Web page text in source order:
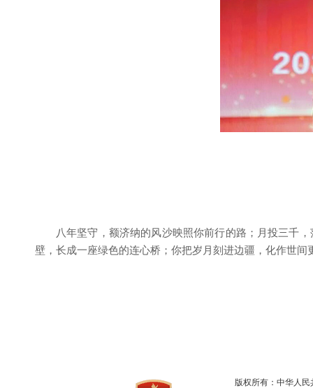
八年坚守，额济纳的风沙映照你前行的路；月投三千
壁，长成一座绿色的连心桥；你把岁月刻进边疆，化作世间
版权所有：中华人